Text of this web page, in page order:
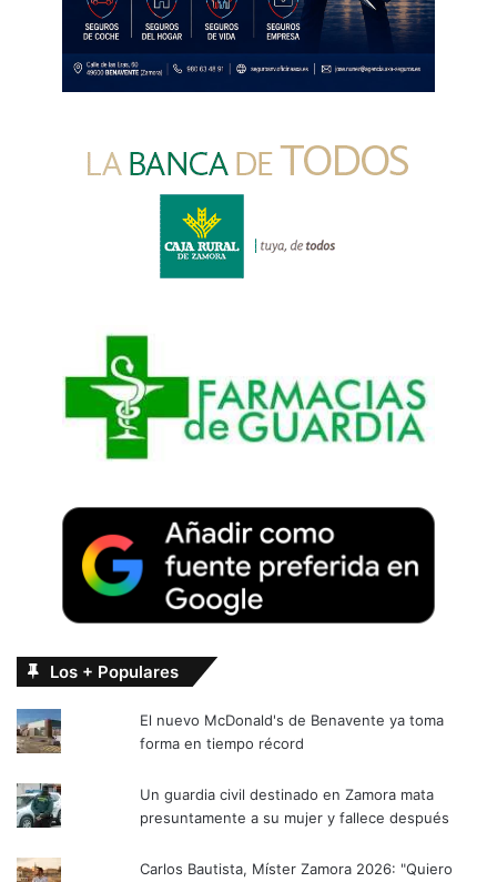
Los + Populares
El nuevo McDonald's de Benavente ya toma
forma en tiempo récord
Un guardia civil destinado en Zamora mata
presuntamente a su mujer y fallece después
Carlos Bautista, Míster Zamora 2026: "Quiero